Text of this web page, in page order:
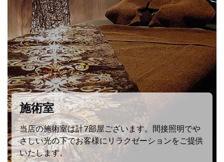
施術室
当店の施術室は計7部屋ございます。間接照明でや
さしい光の下でお客様にリラクゼーションをご提供
いたします。